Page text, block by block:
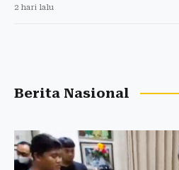
2 hari lalu
Berita Nasional